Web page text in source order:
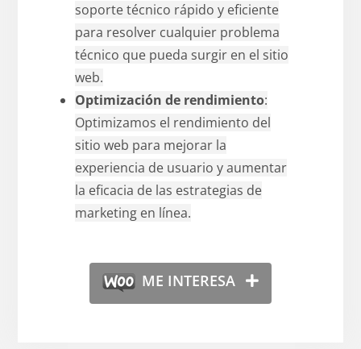
soporte técnico rápido y eficiente
para resolver cualquier problema
técnico que pueda surgir en el sitio
web.
Optimización de rendimiento:
Optimizamos el rendimiento del
sitio web para mejorar la
experiencia de usuario y aumentar
la eficacia de las estrategias de
marketing en línea.
ME INTERESA